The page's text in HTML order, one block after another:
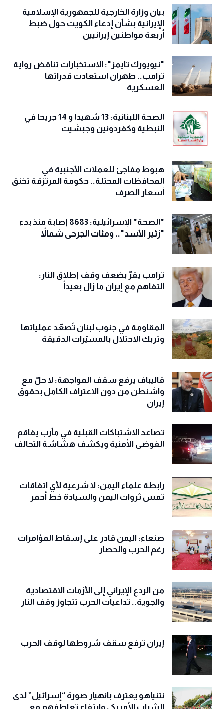
‏بيان وزارة الخارجية للجمهورية الإسلامية
الإيرانية بشأن إدعاء الكويت حول ضبط
أربعة مواطنين إيرانيين
"نيويورك تايمز": الاستخبارات تناقض رواية
ترامب.. طهران استعادت قدراتها
العسكرية
الصحة اللبنانية: 13 شهيدا و 14 جريحا في
النبطية وكفردونين وجبشيت
هبوط مفاجئ للعملات الأجنبية في
المحافظات المحتلة.. حكومة المرتزقة تخنق
أسعار الصرف
"الصحة" الإسرائيلية: 8683 إصابة منذ بدء
"زئير الأسد".. ومئات الجرحى شمالاً
ترامب يقرّ بضعف وقف إطلاق النار:
التفاهم مع إيران ما زال بعيداً
المقاومة في جنوب لبنان تُصعّد عملياتها
وتربك الاحتلال بالمسيّرات الدقيقة
قاليباف يرفع سقف المواجهة: لا حلّ مع
واشنطن من دون الاعتراف الكامل بحقوق
إيران
تصاعد الاشتباكات القبلية في مأرب يفاقم
الفوضى الأمنية ويكشف هشاشة التحالف
رابطة علماء اليمن: لا شرعية لأي اتفاقات
تمس ثروات اليمن والسيادة خط أحمر
صنعاء: اليمن قادر على إسقاط المؤامرات
رغم الحرب والحصار
من الردع الإيراني إلى الأزمات الاقتصادية
والجوية.. تداعيات الحرب تتجاوز وقف النار
إيران ترفع سقف شروطها لوقف الحرب
نتنياهو يعترف بانهيار صورة “إسرائيل” لدى